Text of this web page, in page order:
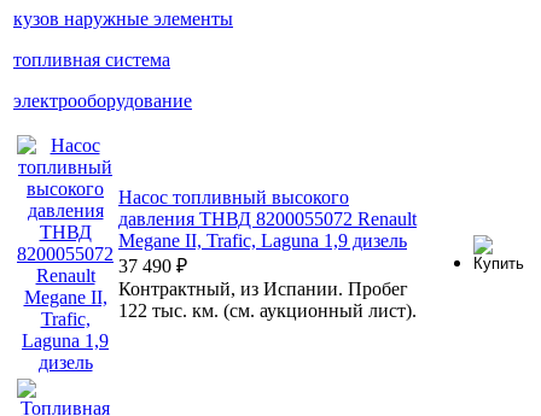
кузов наружные элементы
топливная система
электрооборудование
Насос топливный высокого
давления ТНВД 8200055072 Renault
Megane II, Trafic, Laguna 1,9 дизель
37 490 ₽
Контрактный, из Испании. Пробег
122 тыс. км. (см. аукционный лист).